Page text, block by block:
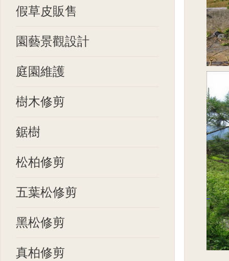
假草皮販售
園藝景觀設計
庭園維護
樹木修剪
鋸樹
松柏修剪
五葉松修剪
黑松修剪
真柏修剪